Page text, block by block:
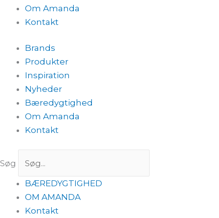
Om Amanda
Kontakt
Brands
Produkter
Inspiration
Nyheder
Bæredygtighed
Om Amanda
Kontakt
Søg
BÆREDYGTIGHED
OM AMANDA
Kontakt